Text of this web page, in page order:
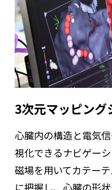
3次元マッピング
心臓内の構造と電気
視化できるナビゲーシ
磁場を用いてカテー